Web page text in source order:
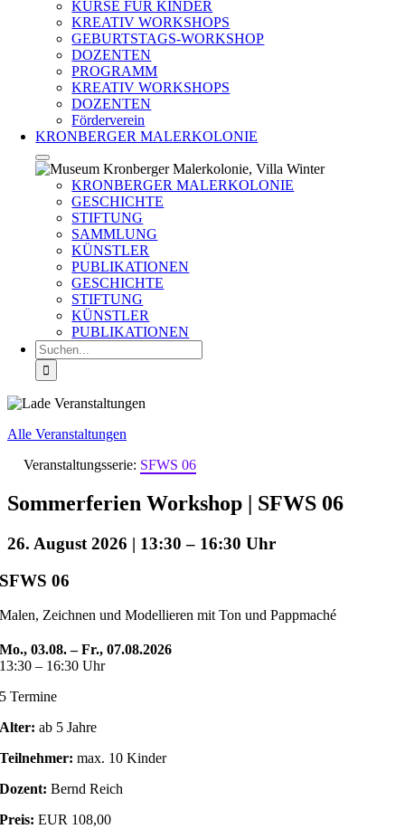
KURSE FÜR KINDER
KREATIV WORKSHOPS
GEBURTSTAGS-WORKSHOP
DOZENTEN
PROGRAMM
KREATIV WORKSHOPS
DOZENTEN
Förderverein
KRONBERGER MALERKOLONIE
KRONBERGER MALERKOLONIE
GESCHICHTE
STIFTUNG
SAMMLUNG
KÜNSTLER
PUBLIKATIONEN
GESCHICHTE
STIFTUNG
KÜNSTLER
PUBLIKATIONEN
Suche
nach:
Alle Veranstaltungen
Veranstaltungsserie: SFWS 06
Sommerferien Workshop | SFWS 06
26. August 2026 | 13:30 – 16:30
SFWS 06
Malen, Zeichnen und Modellieren mit Ton und Pappmaché
Mo., 03.08. – Fr., 07.08.2026
13:30 – 16:30 Uhr
5 Termine
Alter: ab 5 Jahre
Teilnehmer: max. 10 Kinder
Dozent: Bernd Reich
Preis: EUR 108,00